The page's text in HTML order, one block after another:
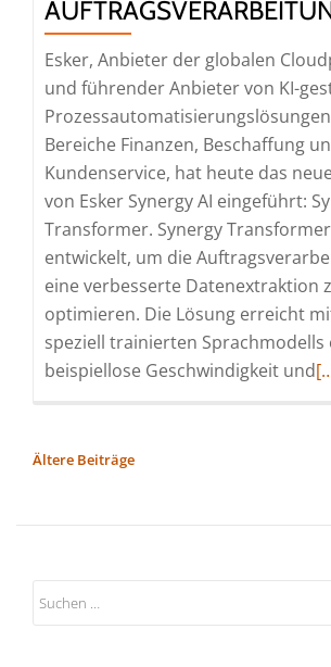
Esker, Anbieter der globalen
und führender Anbieter von KI-
Bereiche Finanzen, Beschaffung
Kundenservice, hat heute das
von Esker Synergy AI eingeführt:
Transformer. Synergy
entwickelt, um die
eine verbesserte Datenextraktion
optimieren. Die Lösung erreicht
speziell trainierten Sprachmodells
beispiellose Geschwindigkeit und
KI
BEITRAGSNAVIGATION
Ältere Beiträge